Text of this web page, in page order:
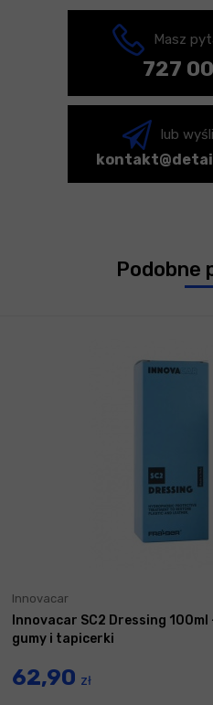
Masz
727
lub
Podobne
Innovacar
Innovacar SC2 Dressing
gumy i tapicerki
62,90 zł